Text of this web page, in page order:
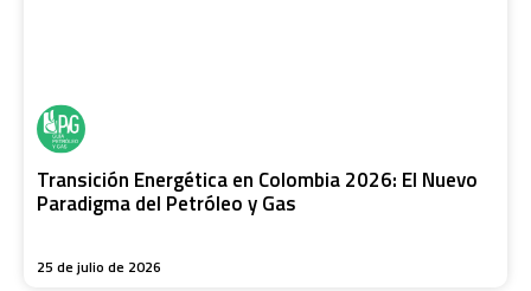
Transición Energética en Colombia 2026: El Nuevo
Paradigma del Petróleo y Gas
25 de julio de 2026